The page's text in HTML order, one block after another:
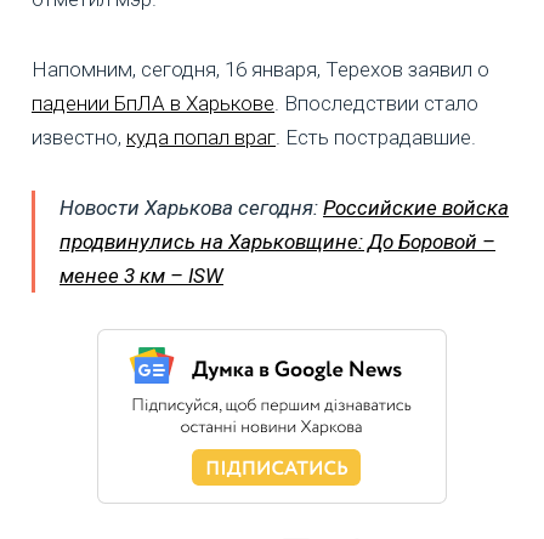
Напомним, сегодня, 16 января, Терехов заявил о
падении БпЛА в Харькове. Впоследствии стало
известно, куда попал враг. Есть пострадавшие.
Новости Харькова сегодня: Российские войска
продвинулись на Харьковщине: До Боровой –
менее 3 км – ISW